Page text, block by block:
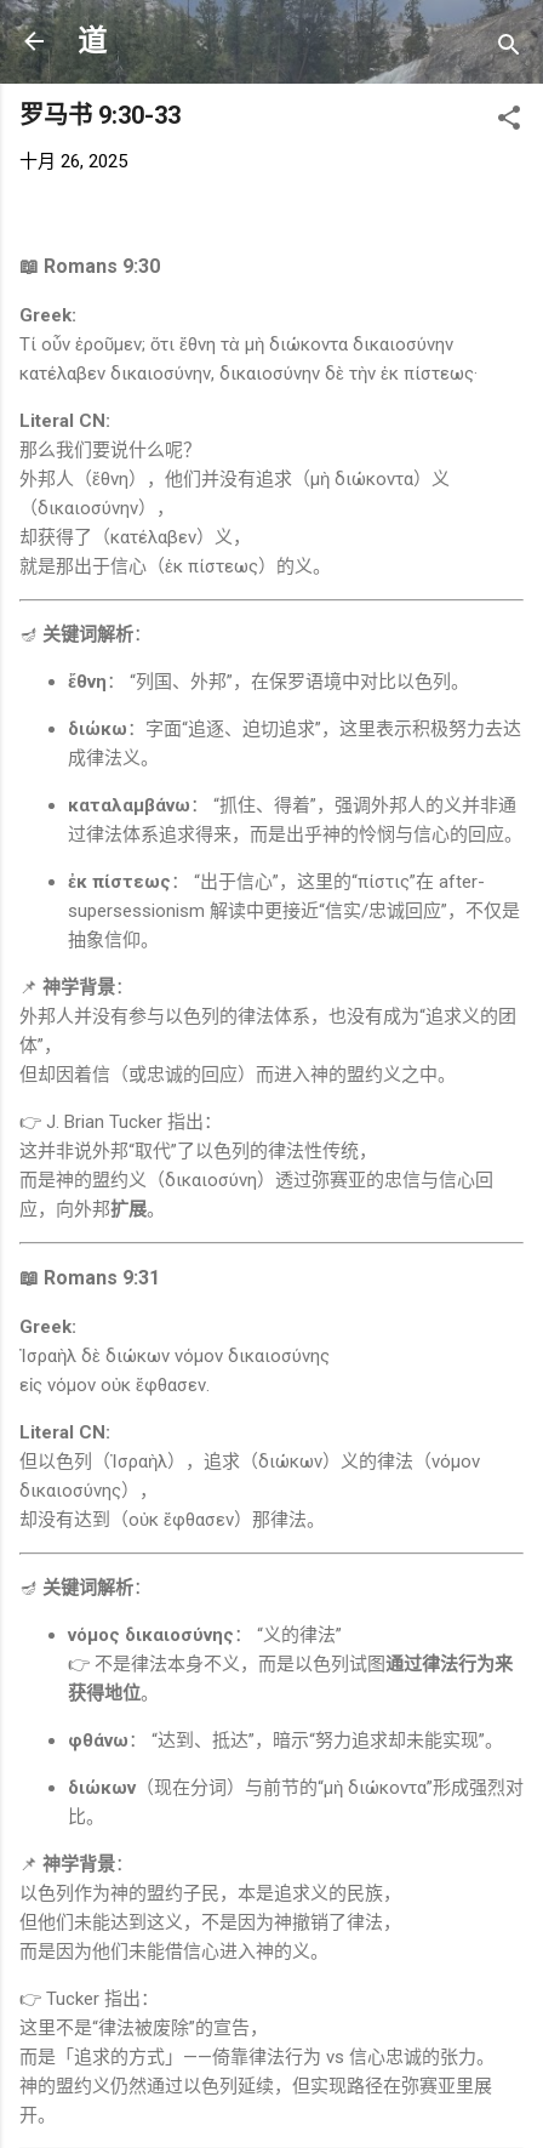
跳至主要内容
道
罗马书 9:30-33
十月 26, 2025
📖 Romans 9:30
Greek:
Τί οὖν ἐροῦμεν; ὅτι ἔθνη τὰ μὴ διώκοντα δικαιοσύνην
κατέλαβεν δικαιοσύνην, δικαιοσύνην δὲ τὴν ἐκ πίστεως·
Literal CN:
那么我们要说什么呢？
外邦人（ἔθνη），他们并没有追求（μὴ διώκοντα）义
（δικαιοσύνην），
却获得了（κατέλαβεν）义，
就是那出于信心（ἐκ πίστεως）的义。
🪔 关键词解析：
ἔθνη： “列国、外邦”，在保罗语境中对比以色列。
διώκω：字面“追逐、迫切追求”，这里表示积极努力去达
成律法义。
καταλαμβάνω： “抓住、得着”，强调外邦人的义并非通
过律法体系追求得来，而是出乎神的怜悯与信心的回应。
ἐκ πίστεως： “出于信心”，这里的“πίστις”在 after-
supersessionism 解读中更接近“信实/忠诚回应”，不仅是
抽象信仰。
📌 神学背景：
外邦人并没有参与以色列的律法体系，也没有成为“追求义的团
体”，
但却因着信（或忠诚的回应）而进入神的盟约义之中。
👉 J. Brian Tucker 指出：
这并非说外邦“取代”了以色列的律法性传统，
而是神的盟约义（δικαιοσύνη）透过弥赛亚的忠信与信心回
应，向外邦扩展。
📖 Romans 9:31
Greek:
Ἰσραὴλ δὲ διώκων νόμον δικαιοσύνης
εἰς νόμον οὐκ ἔφθασεν.
Literal CN:
但以色列（Ἰσραὴλ），追求（διώκων）义的律法（νόμον
δικαιοσύνης），
却没有达到（οὐκ ἔφθασεν）那律法。
🪔 关键词解析：
νόμος δικαιοσύνης： “义的律法”
👉 不是律法本身不义，而是以色列试图通过律法行为来
获得地位。
φθάνω： “达到、抵达”，暗示“努力追求却未能实现”。
διώκων （现在分词）与前节的“μὴ διώκοντα”形成强烈对
比。
📌 神学背景：
以色列作为神的盟约子民，本是追求义的民族，
但他们未能达到这义，不是因为神撤销了律法，
而是因为他们未能借信心进入神的义。
👉 Tucker 指出：
这里不是“律法被废除”的宣告，
而是「追求的方式」——倚靠律法行为 vs 信心忠诚的张力。
神的盟约义仍然通过以色列延续，但实现路径在弥赛亚里展
开。